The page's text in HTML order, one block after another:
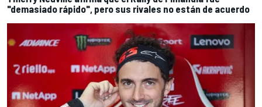
"demasiado rápido", pero sus rivales no están de acuerdo